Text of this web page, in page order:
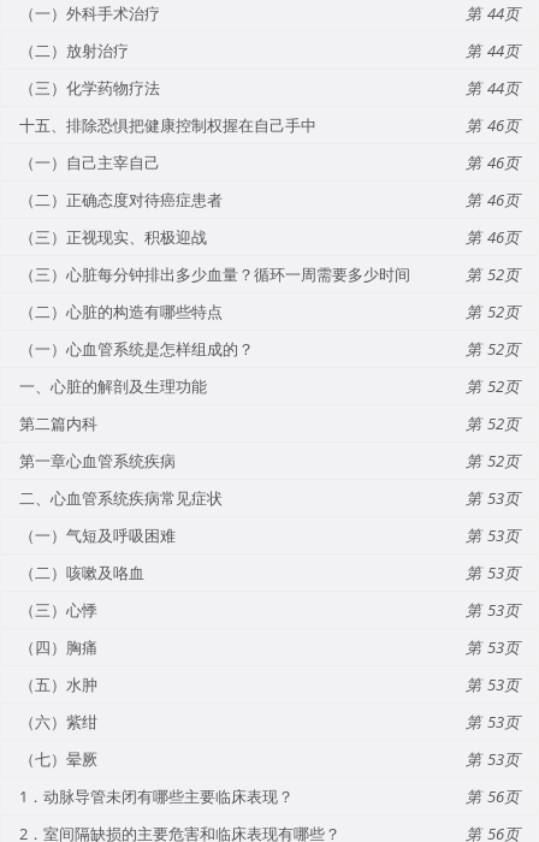
（一）外科手术治疗
44
（二）放射治疗
44
（三）化学药物疗法
44
十五、排除恐惧把健康控制权握在自己手中
46
（一）自己主宰自己
46
（二）正确态度对待癌症患者
46
（三）正视现实、积极迎战
46
（三）心脏每分钟排出多少血量？循环一周需要多少时间
52
（二）心脏的构造有哪些特点
52
（一）心血管系统是怎样组成的？
52
一、心脏的解剖及生理功能
52
第二篇内科
52
第一章心血管系统疾病
52
二、心血管系统疾病常见症状
53
（一）气短及呼吸困难
53
（二）咳嗽及咯血
53
（三）心悸
53
（四）胸痛
53
（五）水肿
53
（六）紫绀
53
（七）晕厥
53
1．动脉导管未闭有哪些主要临床表现？
56
2．室间隔缺损的主要危害和临床表现有哪些？
56